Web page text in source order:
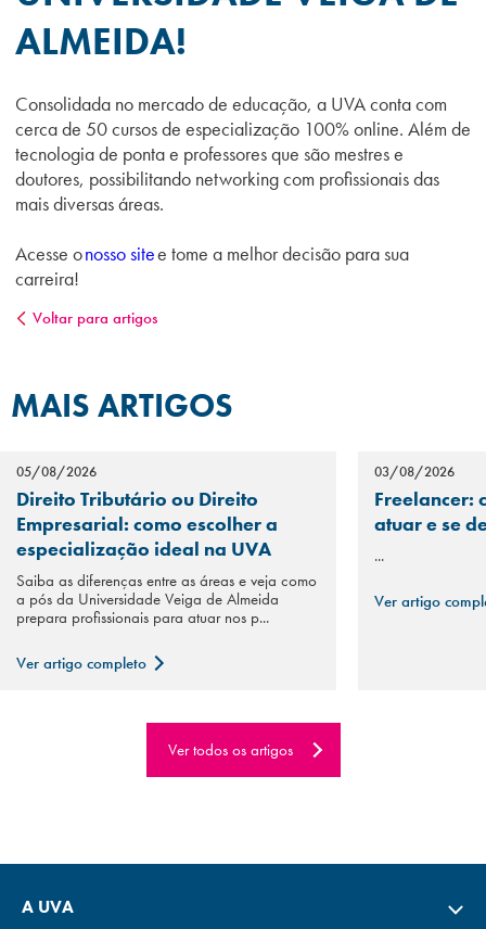
ALMEIDA!
Consolidada no mercado de educação, a UVA conta com
cerca de 50 cursos de especialização 100% online. Além de
tecnologia de ponta e professores que são mestres e
doutores, possibilitando networking com profissionais das
mais diversas áreas.
Acesse onosso sitee tome a melhor decisão para sua
carreira!
Voltar para artigos
MAIS ARTIGOS
05/08/2026
Direito Tributário ou Direito
Empresarial: como escolher a
especialização ideal na UVA
Saiba as diferenças entre as áreas e veja como
a pós da Universidade Veiga de Almeida
prepara profissionais para atuar nos p...
Ver artigo completo
03/08/2026
Freelancer:
atuar e se
...
Ver artigo
Ver todos os artigos
A UVA